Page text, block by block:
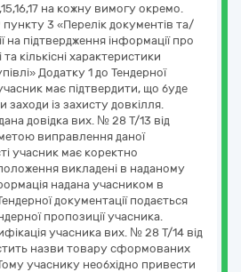
на кожну вимогу окремо.
пункту 3 «Перелік документів та/
на підтвердження інформації про
та кількісні характеристики
Додатку 1 до Тендерної
має підтвердити, що буде
заходи із захисту довкілля.
довідка вих. № 28 Т/13 від
виправлення даної
учасник має коректно
викладені в наданому
надана учасником в
документації подається
пропозиції учасника.
учасника вих. № 28 Т/14 від
назви товару сформованих
учаснику необхідно привести